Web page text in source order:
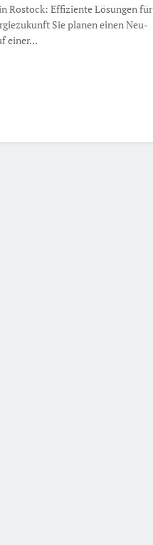
Rostock: Effiziente Lösungen für
Sie planen einen Neu-
einer...